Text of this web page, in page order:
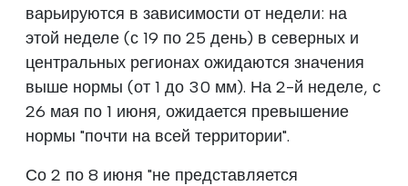
варьируются в зависимости от недели: на
этой неделе (с 19 по 25 день) в северных и
центральных регионах ожидаются значения
выше нормы (от 1 до 30 мм). На 2-й неделе, с
26 мая по 1 июня, ожидается превышение
нормы "почти на всей территории".
Со 2 по 8 июня "не представляется